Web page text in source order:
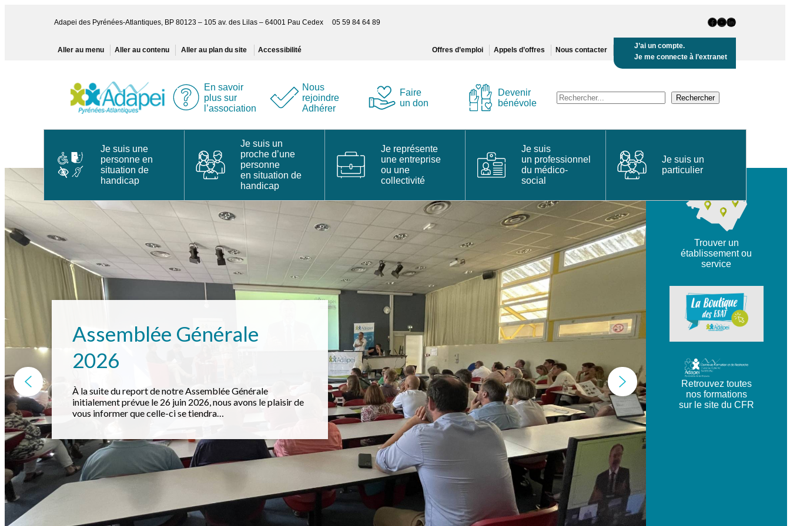
Adapei des Pyrénées-Atlantiques, BP 80123 – 105 av. des Lilas – 64001 Pau Cedex 05 59 84 64 89 Page Facebook
Chaine Youtube
Page LinkedIn
Aller au menu Aller au contenu Aller au plan du site Accessibilité Offres d’emploi Appels d’offres Nous contacter
J’ai un compte.
Je me connecte à l’extranet
En savoir
plus sur
l’association
Nous
rejoindre
Adhérer
Faire
un don
Devenir
bénévole
Recherche Rechercher
Je suis une
personne en
situation de
handicap
Je suis un
proche d’une
personne
en situation de
handicap
Je représente
une entreprise
ou une
collectivité
Je suis
un professionnel
du médico-
social
Je suis un
particulier
Assemblée Générale
2026
À la suite du report de notre Assemblée Générale
initialement prévue le 26 juin 2026, nous avons le plaisir de
vous informer que celle-ci se tiendra…
Trouver un
établissement ou
service
Retrouvez toutes
nos formations
sur le site du CFR